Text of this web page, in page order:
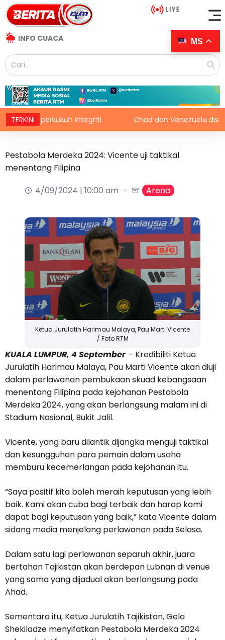
INFO CUACA
TERKINIperkukuh integriti Chad dan Venezuela disaran
Pestabola Merdeka 2024: Vicente uji taktikal
menentang Filipina
4/09/2024 | 10:00 am
Arena
Ketua Jurulatih Harimau Malaya, Pau Marti Vicente
/ Foto RTM
KUALA LUMPUR, 4 September – Kredibiliti Ketua
Jurulatih Harimau Malaya, Pau Marti Vicente akan diuji
dalam perlawanan pembukaan skuad kebangsaan
menentang Filipina pada kejohanan Pestabola
Merdeka 2024, yang akan berlangsung malam ini di
Stadium Nasional, Bukit Jalil.
Vicente, yang baru dilantik dijangka menguji taktikal
dan kesungguhan para pemain dalam usaha
memburu kecemerlangan pada kejohanan itu.
“Saya positif kita boleh meraih keputusan yang lebih
baik. Kami akan cuba bagi terbaik dan harap kami
dapat bagi keputusan yang baik,” kata Vicente dalam
sidang media menjelang perlawanan pada Selasa.
Dalam satu lagi perlawanan separuh akhir, juara
bertahan Tajikistan akan berdepan Lubnan di venue
yang sama yang dijadual akan berlangsung pada
Ahad.
Sementara itu, Ketua Jurulatih Tajikistan, Gela
Shekiladze menyifatkan Pestabola Merdeka 2024
MS